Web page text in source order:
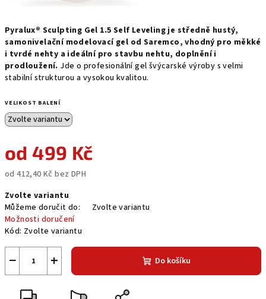
Pyralux® Sculpting Gel 1.5 Self Leveling je středně hustý,
samonivelační modelovací gel od Saremco, vhodný pro měkké
i tvrdé nehty a ideální pro stavbu nehtu, doplnění i
prodloužení. Jde o profesionální gel švýcarské výroby s velmi
stabilní strukturou a vysokou kvalitou.
VELIKOST BALENÍ
od499 Kč
od412,40 Kč bez DPH
cena:
Zvolte variantu
Můžeme doručit do:
Zvolte variantu
Možnosti doručení
Kód: Zvolte variantu
+
− Do košíku